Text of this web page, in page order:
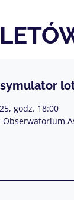
godz. 18:00